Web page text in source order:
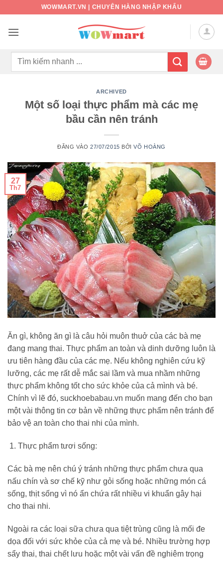
nội
WOWMART.VN | CHUYÊN HÀNG NHẬP KHẨU
Tìm
ARCHIVED
Một số loại thực phẩm mà các mẹ
bầu cần nên tránh
ĐĂNG VÀO27/07/2015 BỞIVÕ HOÀNG
27
Th7
Ăn gì, không ăn gì là câu hỏi muôn thuở của các bà mẹ
đang mang thai. Thực phẩm an toàn và dinh dưỡng luôn là
ưu tiên hàng đầu của các mẹ. Nếu không nghiên cứu kỹ
lưỡng, các mẹ rất dễ mắc sai lầm và mua nhầm những
thực phẩm không tốt cho sức khỏe của cả mình và bé.
Chính vì lẽ đó, suckhoebabau.vn muốn mang đến cho bạn
một vài thông tin cơ bản về những thực phẩm nên tránh để
bảo vệ an toàn cho thai nhi của mình.
Thực phẩm tươi sống:
Các bà mẹ nên chú ý tránh những thực phẩm chưa qua
nấu chín và sơ chế kỹ như gỏi sống hoặc những món cá
sống, thịt sống vì nó ẩn chứa rất nhiều vi khuẩn gây hại
cho thai nhi.
Ngoài ra các loại sữa chưa qua tiệt trùng cũng là mối đe
dọa đối với sức khỏe của cả mẹ và bé. Nhiều trường hợp
sẩy thai, thai chết lưu hoặc một vài vấn đề nghiêm trọng